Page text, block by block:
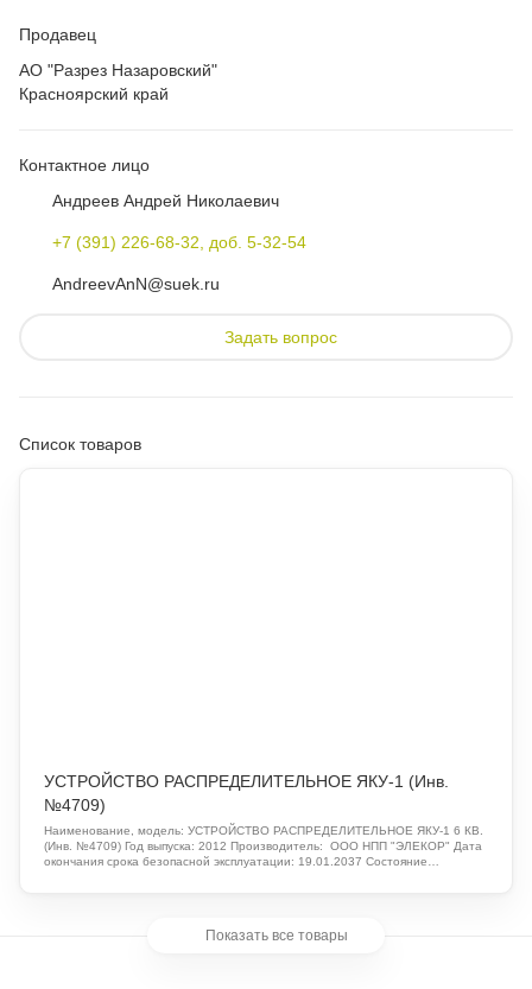
Продавец
АО "Разрез Назаровский"
Красноярский край
Контактное лицо
Андреев Андрей Николаевич
+7 (391) 226-68-32, доб. 5-32-54
AndreevAnN@suek.ru
Задать вопрос
Список товаров
УСТРОЙСТВО РАСПРЕДЕЛИТЕЛЬНОЕ ЯКУ-1 (Инв.
№4709)
Наименование, модель: УСТРОЙСТВО РАСПРЕДЕЛИТЕЛЬНОЕ ЯКУ-1 6 КВ.
(Инв. №4709) Год выпуска: 2012 Производитель: ООО НПП "ЭЛЕКОР" Дата
окончания срока безопасной эксплуатации: 19.01.2037 Состояние
Показать все товары